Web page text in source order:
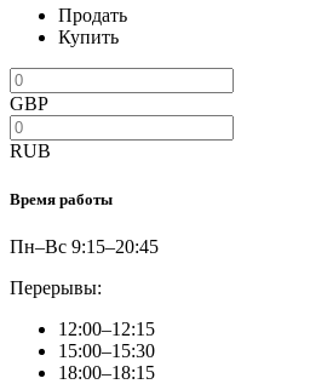
Продать
Купить
GBP
RUB
Время работы
Пн–Вс 9:15–20:45
Перерывы:
12:00–12:15
15:00–15:30
18:00–18:15